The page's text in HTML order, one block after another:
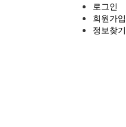
로그인
회원가입
정보찾기